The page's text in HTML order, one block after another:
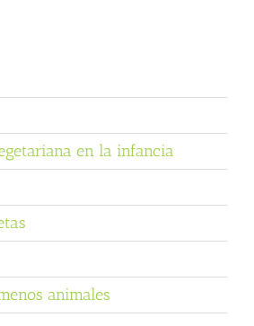
en la infancia
animales